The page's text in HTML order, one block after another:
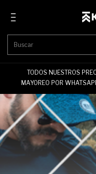
TODOS NUESTROS
MAYOREO POR